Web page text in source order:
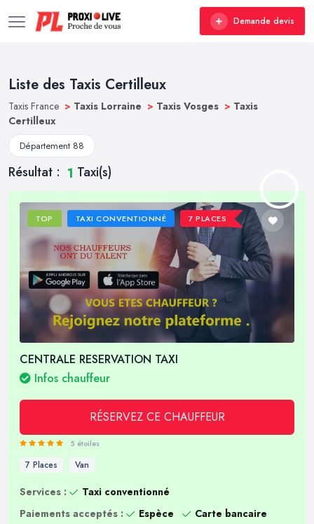
Demande devis
Liste des Taxis Certilleux
Taxis France > Taxis Lorraine > Taxis Vosges > Taxis
Certilleux
Département 88
Résultat : 1 Taxi(s)
TOP TAXI CONVENTIONNÉ 7 PLACES
CENTRALE RESERVATION TAXI
Infos chauffeur
RÉSERVEZ CE CHAUFFEUR
5 étoiles
7 Places Van
Services :
Taxi conventionné
Paiements acceptés :
Espèce
Carte bancaire